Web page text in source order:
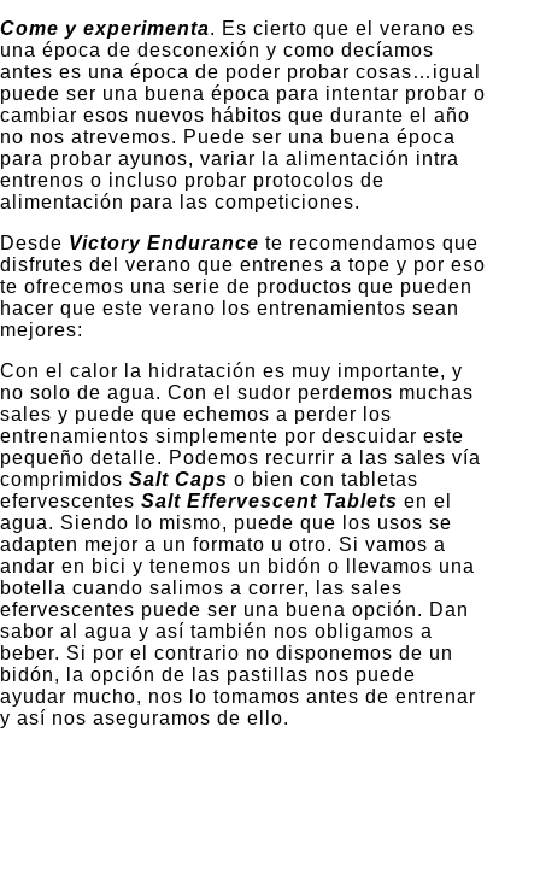
Come y experimenta. Es cierto que el verano es
una época de desconexión y como decíamos
antes es una época de poder probar cosas…igual
puede ser una buena época para intentar probar o
cambiar esos nuevos hábitos que durante el año
no nos atrevemos. Puede ser una buena época
para probar ayunos, variar la alimentación intra
entrenos o incluso probar protocolos de
alimentación para las competiciones.
Desde Victory Endurance te recomendamos que
disfrutes del verano que entrenes a tope y por eso
te ofrecemos una serie de productos que pueden
hacer que este verano los entrenamientos sean
mejores:
Con el calor la hidratación es muy importante, y
no solo de agua. Con el sudor perdemos muchas
sales y puede que echemos a perder los
entrenamientos simplemente por descuidar este
pequeño detalle. Podemos recurrir a las sales vía
comprimidos Salt Caps o bien con tabletas
efervescentes Salt Effervescent Tablets en el
agua. Siendo lo mismo, puede que los usos se
adapten mejor a un formato u otro. Si vamos a
andar en bici y tenemos un bidón o llevamos una
botella cuando salimos a correr, las sales
efervescentes puede ser una buena opción. Dan
sabor al agua y así también nos obligamos a
beber. Si por el contrario no disponemos de un
bidón, la opción de las pastillas nos puede
ayudar mucho, nos lo tomamos antes de entrenar
y así nos aseguramos de ello.